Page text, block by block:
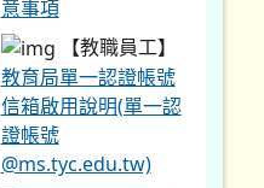
意事項
【教職員工】
教育局單一認證帳號
信箱啟用說明(單一認
證帳號
@ms.tyc.edu.tw)